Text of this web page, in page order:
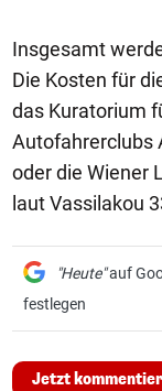
Insgesamt
Die Kosten für
das Kuratorium
Autofahrerclubs
oder die Wiener
laut Vassilakou
"Heute"auf
festlegen
Jetzt